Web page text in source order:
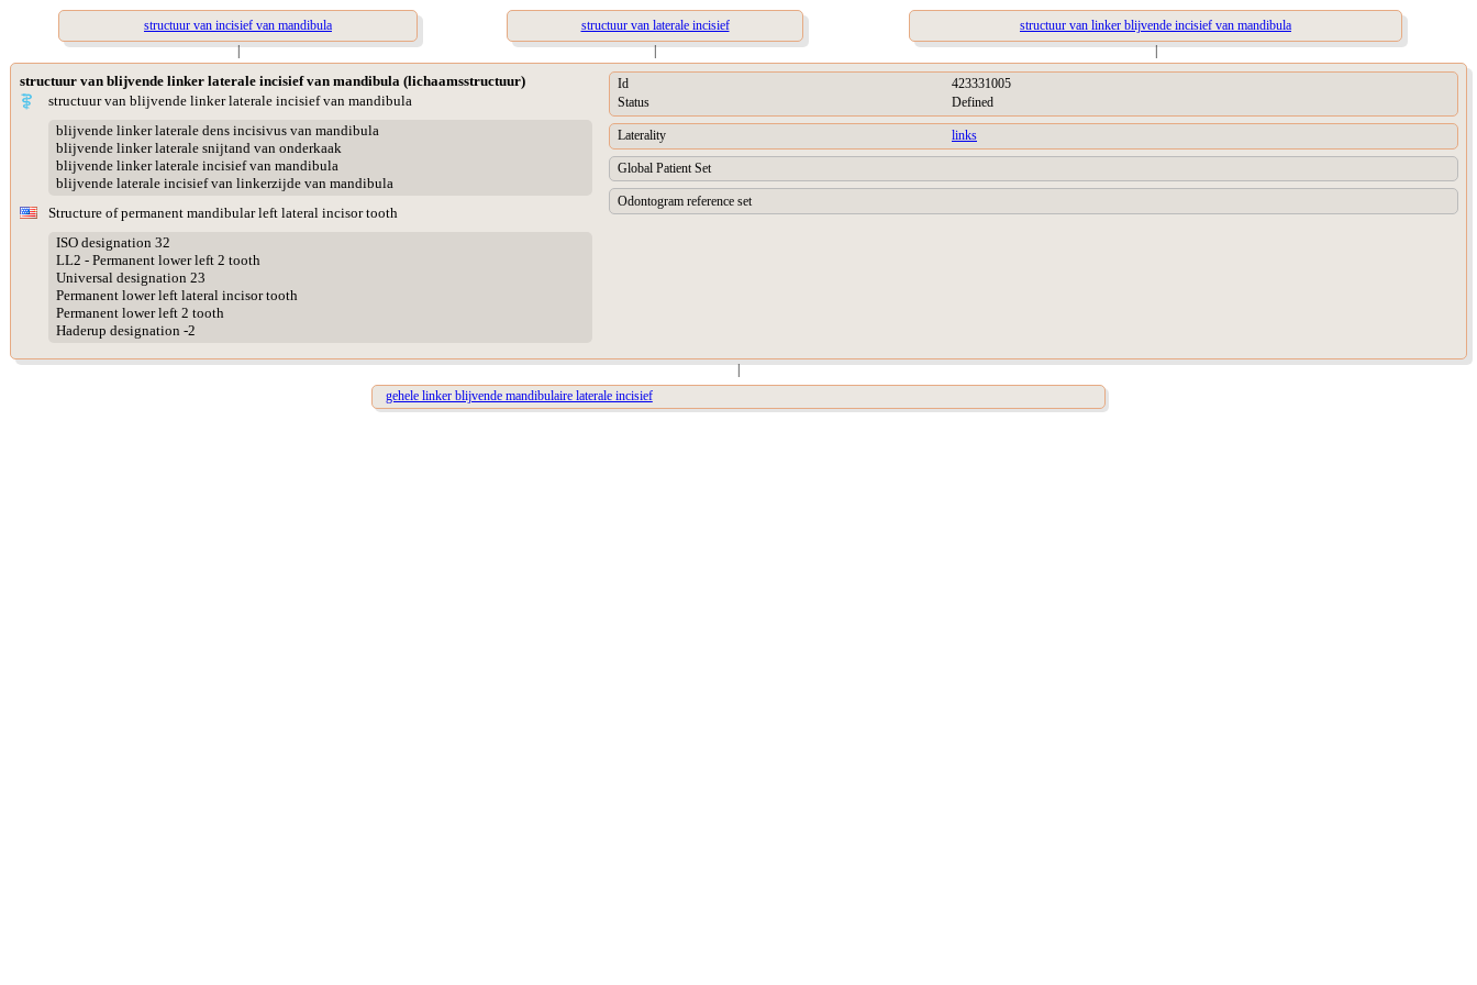
structuur van incisief van mandibula structuur van laterale incisief
structuur van linker blijvende incisief van mandibula
|
| |
structuur van blijvende linker laterale incisief van mandibula (lichaamsstructuur)
structuur van blijvende linker laterale incisief van mandibula
blijvende linker laterale dens incisivus van mandibula
blijvende linker laterale snijtand van onderkaak
blijvende linker laterale incisief van mandibula
blijvende laterale incisief van linkerzijde van mandibula
Structure of permanent mandibular left lateral incisor tooth
ISO designation 32
LL2 - Permanent lower left 2 tooth
Universal designation 23
Permanent lower left lateral incisor tooth
Permanent lower left 2 tooth
Haderup designation -2
Id
423331005
Status
Defined
Laterality links
Global Patient Set
Odontogram reference set
|
gehele linker blijvende mandibulaire laterale incisief